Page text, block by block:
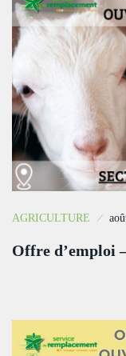
AGRICULTURE
Offre d’emploi